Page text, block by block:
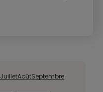
JuilletAoûtSeptembre